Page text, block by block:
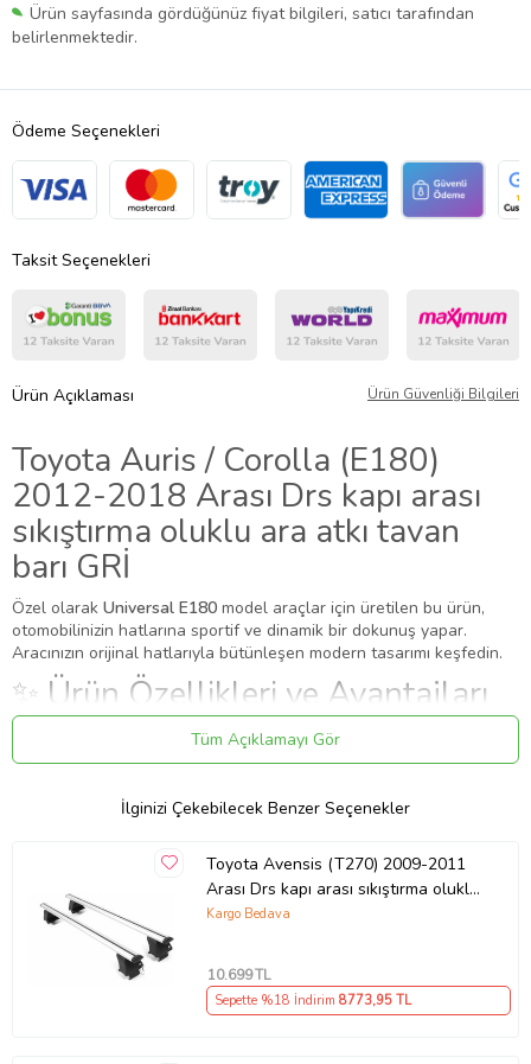
Ürün sayfasında gördüğünüz fiyat bilgileri, satıcı tarafından
belirlenmektedir.
Ödeme Seçenekleri
Taksit Seçenekleri
Ürün Açıklaması Ürün Güvenliği Bilgileri
Toyota Auris / Corolla (E180)
2012-2018 Arası Drs kapı arası
sıkıştırma oluklu ara atkı tavan
barı GRİ
Özel olarak Universal E180 model araçlar için üretilen bu ürün,
otomobilinizin hatlarına sportif ve dinamik bir dokunuş yapar.
Aracınızın orijinal hatlarıyla bütünleşen modern tasarımı keşfedin.
✨ Ürün Özellikleri ve Avantajları
2012 - 2013 - 2014 - 2015 - 2016 - 2017 - 2018
modelleriyle tam uyumludur.
koduna (Makyajlı Kasa) göre kontrol etmenizi rica ederiz.
Ürün, vida noktalarından sabitlenerek monte edilir. Sağlamlık için
vidalama önerilir.
Paket İçeriği
Toyota Auris / Corolla (E180) 2012-2018 Arası Drs kapı arası
sıkıştırma oluklu ara atkı tavan barı GRİ Özel olarak Universal E180
Tüm Açıklamayı Gör
İlginizi Çekebilecek Benzer Seçenekler
Toyota Avensis (T270) 2009-2011
Arası Drs kapı arası sıkıştırma oluklu
ara atkı tavan barı GRİ
Kargo Bedava
10.699TL
Sepette %18 İndirim 8773,95 TL